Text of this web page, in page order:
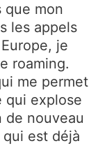
que mon
les appels
je
roaming.
me permet
qui explose
de nouveau
est déjà